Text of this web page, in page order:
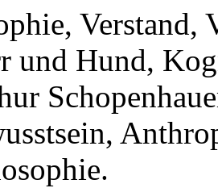
Verstand,
und Hund,